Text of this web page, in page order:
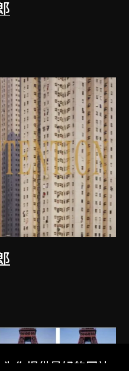
你提供最好的网站